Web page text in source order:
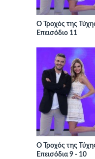
Ο Τροχός της
Επεισόδιο 11
Ο Τροχός της
Επεισόδια 9 - 10